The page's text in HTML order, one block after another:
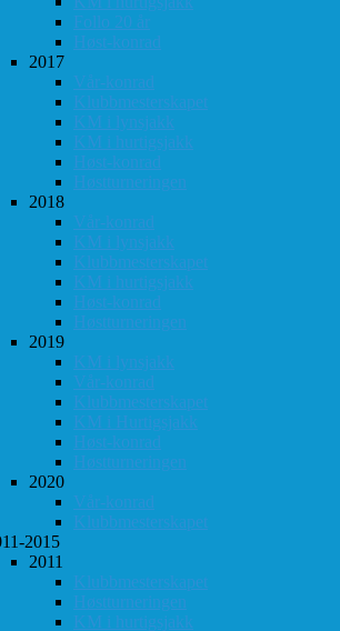
Follo 20 år
Høst-konrad
2017
Vår-konrad
Klubbmesterskapet
KM i lynsjakk
KM i hurtigsjakk
Høst-konrad
Høstturneringen
2018
Vår-konrad
KM i lynsjakk
Klubbmesterskapet
KM i hurtigsjakk
Høst-konrad
Høstturneringen
2019
KM i lynsjakk
Vår-konrad
Klubbmesterskapet
KM i Hurtigsjakk
Høst-konrad
Høstturneringen
2020
Vår-konrad
Klubbmesterskapet
2015
2011
Klubbmesterskapet
Høstturneringen
KM i hurtigsjakk